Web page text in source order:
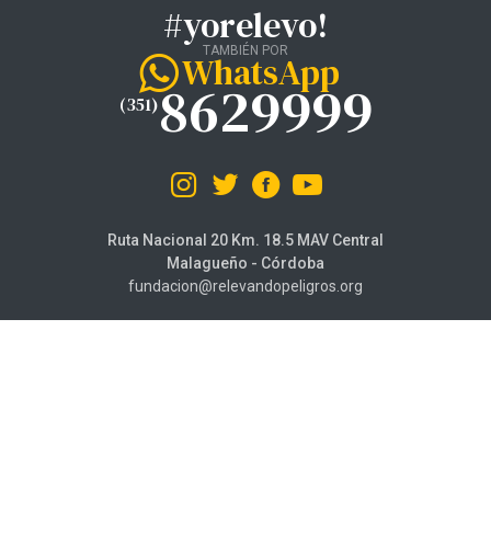
#yorelevo!
TAMBIÉN POR
WhatsApp
(351)8629999
Ruta Nacional 20 Km. 18.5 MAV Central
Malagueño - Córdoba
fundacion@relevandopeligros.org